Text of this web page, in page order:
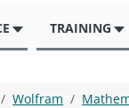
TRAINING
Wolfram